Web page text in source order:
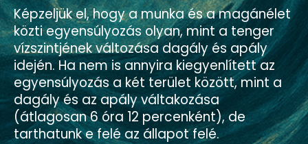
Képzeljük el, hogy a munka és a magánélet
közti egyensúlyozás olyan, mint a tenger
vízszintjének változása dagály és apály
idején. Ha nem is annyira kiegyenlített az
egyensúlyozás a két terület között, mint a
dagály és az apály váltakozása
(átlagosan 6 óra 12 percenként), de
tarthatunk e felé az állapot felé.